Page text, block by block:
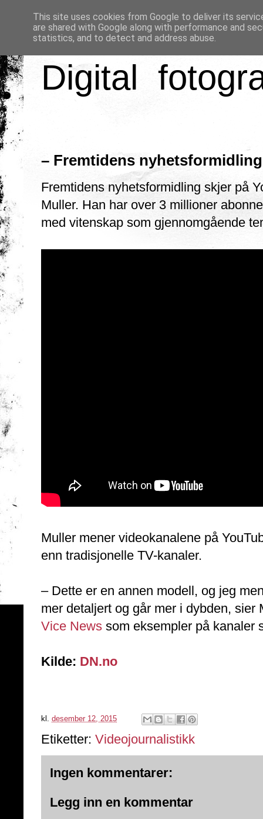
Digital
– Fremtidens
Fremtidens nyhetsformidling skjer på
Muller. Han har over 3 millioner
med vitenskap som gjennomgående
Muller mener videokanalene på
enn tradisjonelle TV-kanaler.
– Dette er en annen modell, og jeg
mer detaljert og går mer i dybden,
Vice News som eksempler på kanaler
Kilde: DN.no
kl. desember 12, 2015
Etiketter: Videojournalistikk
Ingen kommentarer:
Legg inn en kommentar
This site uses cookies from Google to deliver its
are shared with Google along with performance and
statistics, and to detect and address abuse.